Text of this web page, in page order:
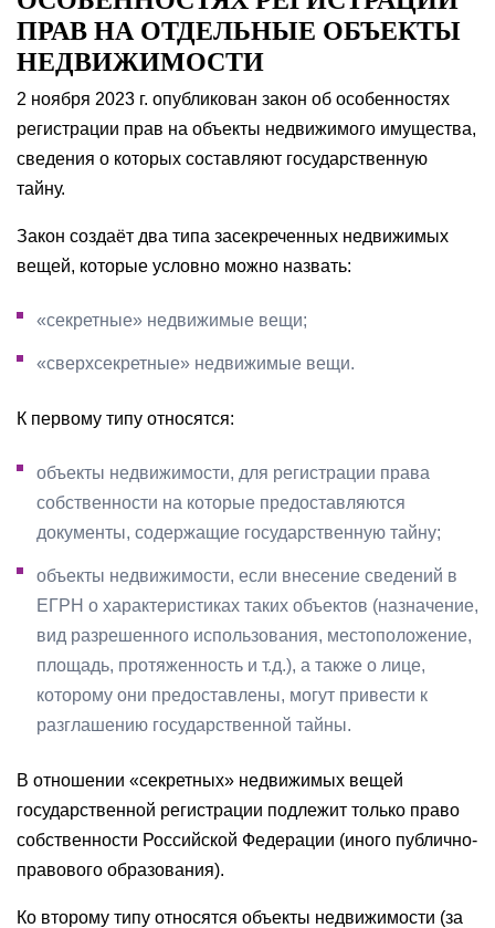
ПРАВ НА ОТДЕЛЬНЫЕ ОБЪЕКТЫ
НЕДВИЖИМОСТИ
2 ноября 2023 г. опубликован закон об особенностях
регистрации прав на объекты недвижимого имущества,
сведения о которых составляют государственную
тайну.
Закон создаёт два типа засекреченных недвижимых
вещей, которые условно можно назвать:
«секретные» недвижимые вещи;
«сверхсекретные» недвижимые вещи.
К первому типу относятся:
объекты недвижимости, для регистрации права
собственности на которые предоставляются
документы, содержащие государственную тайну;
объекты недвижимости, если внесение сведений в
ЕГРН о характеристиках таких объектов (назначение,
вид разрешенного использования, местоположение,
площадь, протяженность и т.д.), а также о лице,
которому они предоставлены, могут привести к
разглашению государственной тайны.
В отношении «секретных» недвижимых вещей
государственной регистрации подлежит только право
собственности Российской Федерации (иного публично-
правового образования).
Ко второму типу относятся объекты недвижимости (за